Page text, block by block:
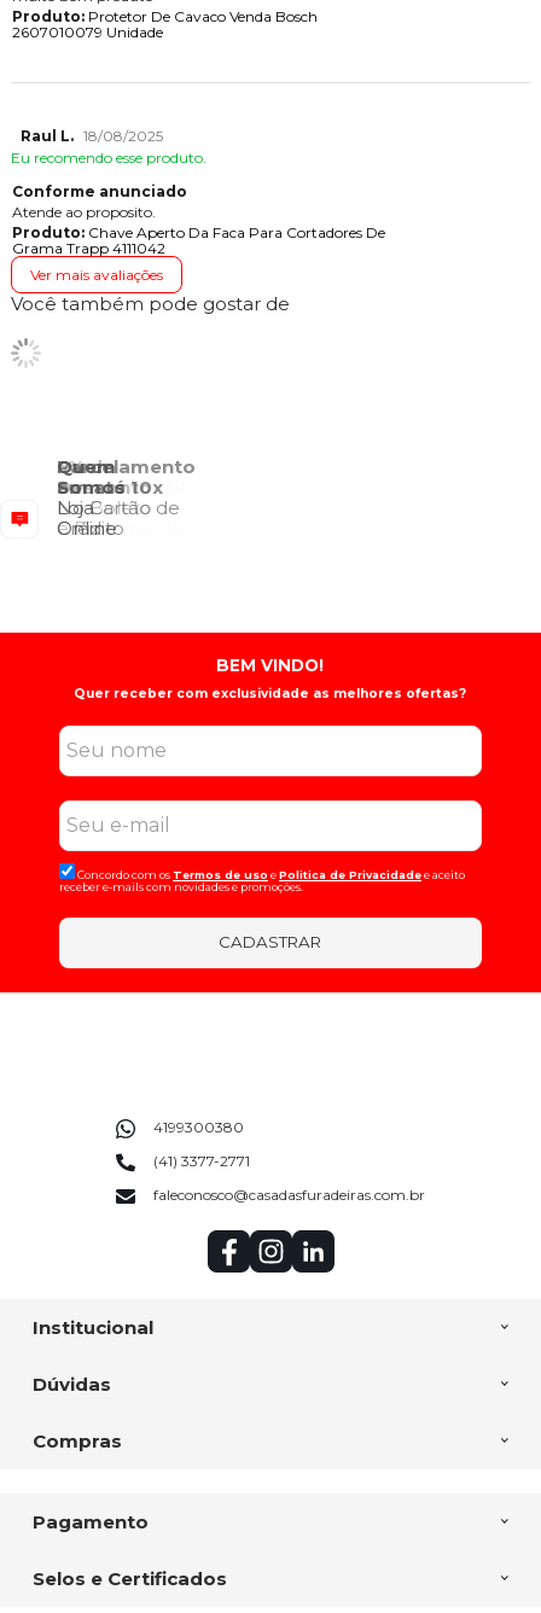
Produto:Protetor De Cavaco Venda Bosch
2607010079 Unidade
Raul L. 18/08/2025
Eu recomendo esse produto.
Conforme anunciado
Atende ao proposito.
Produto:Chave Aperto Da Faca Para Cortadores De
Grama Trapp 4111042
Ver mais avaliações
Você também pode gostar de
Envio para
Todo o Brasil
Consulte o
Regulamento
5% de
Desconto
No Boleto
e Pix
Parcelamento
em até 10x
No Cartão de
Crédito
Quem
Somos
Loja
Online
BEM VINDO!
Quer receber com exclusividade as melhores ofertas?
Concordo com os Termos de uso ePolitica de Privacidadee aceito
receber e-mails com novidades e promoções.
CADASTRAR
Institucional
Dúvidas
Compras
4199300380
(41) 3377-2771
faleconosco@casadasfuradeiras.com.br
Pagamento
Selos e Certificados